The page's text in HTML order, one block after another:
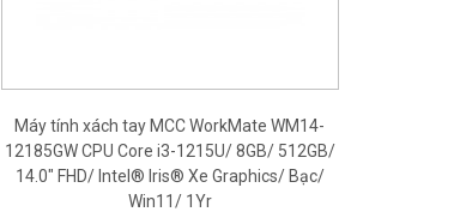
Máy tính xách tay MCC WorkMate WM14-
12185GW CPU Core i3-1215U/ 8GB/ 512GB/
14.0" FHD/ Intel® Iris® Xe Graphics/ Bạc/
Win11/ 1Yr